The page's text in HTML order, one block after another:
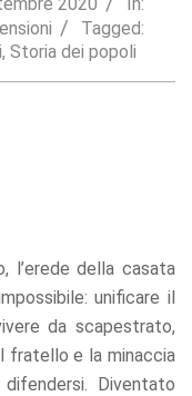
Tagged:
, Storia dei popoli
l’erede della casata
unificare il
da scapestrato,
fratello e la minaccia
Diventato